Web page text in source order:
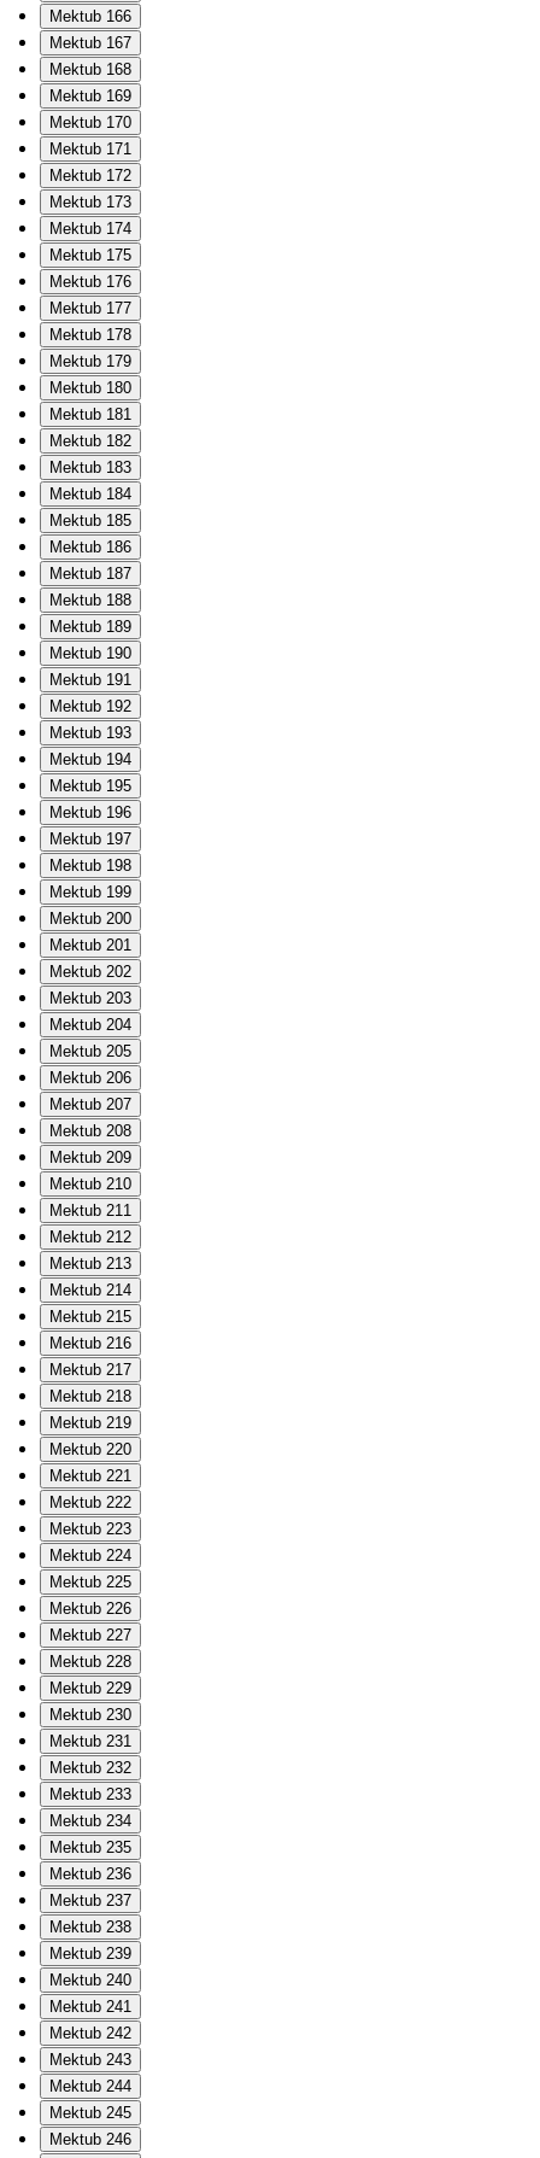
Mektub 166
Mektub 167
Mektub 168
Mektub 169
Mektub 170
Mektub 171
Mektub 172
Mektub 173
Mektub 174
Mektub 175
Mektub 176
Mektub 177
Mektub 178
Mektub 179
Mektub 180
Mektub 181
Mektub 182
Mektub 183
Mektub 184
Mektub 185
Mektub 186
Mektub 187
Mektub 188
Mektub 189
Mektub 190
Mektub 191
Mektub 192
Mektub 193
Mektub 194
Mektub 195
Mektub 196
Mektub 197
Mektub 198
Mektub 199
Mektub 200
Mektub 201
Mektub 202
Mektub 203
Mektub 204
Mektub 205
Mektub 206
Mektub 207
Mektub 208
Mektub 209
Mektub 210
Mektub 211
Mektub 212
Mektub 213
Mektub 214
Mektub 215
Mektub 216
Mektub 217
Mektub 218
Mektub 219
Mektub 220
Mektub 221
Mektub 222
Mektub 223
Mektub 224
Mektub 225
Mektub 226
Mektub 227
Mektub 228
Mektub 229
Mektub 230
Mektub 231
Mektub 232
Mektub 233
Mektub 234
Mektub 235
Mektub 236
Mektub 237
Mektub 238
Mektub 239
Mektub 240
Mektub 241
Mektub 242
Mektub 243
Mektub 244
Mektub 245
Mektub 246